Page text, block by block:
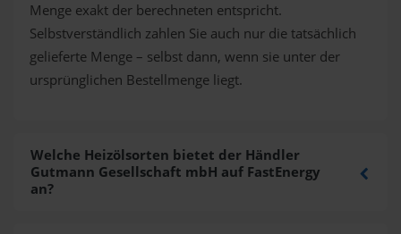
Menge exakt der berechneten entspricht.
Selbstverständlich zahlen Sie auch nur die tatsächlich
gelieferte Menge – selbst dann, wenn sie unter der
ursprünglichen Bestellmenge liegt.
Welche Heizölsorten bietet der Händler
Gutmann Gesellschaft mbH auf FastEnergy
an?